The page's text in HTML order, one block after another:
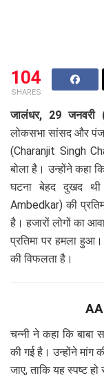
104
SHARES
जालंधर, 29 जनवरी
लोकसभा सांसद और
(Charanjit Singh
बोला है। उन्होंने कहा
घटना बेहद दुखद
Ambedkar) की
है। हजारों लोगों का
प्रतिमा पर हमला हुआ।
की विफलता है।
चन्नी ने कहा कि बाबा
की गई है। उन्होंने मांग
जाए, ताकि यह स्पष्ट